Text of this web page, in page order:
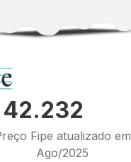
42.232
Fipe atualizado em
Ago/2025